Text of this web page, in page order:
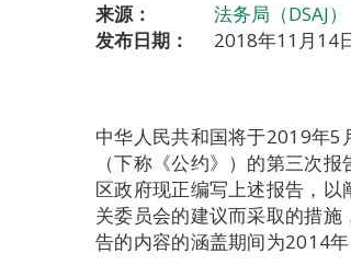
来源：
法务局（DSAJ）
发布日期：
2018年11月14
中华人民共和国将于2019年5
（下称《公约》）的第三次
区政府现正编写上述报告，
关委员会的建议而采取的措
告的内容的涵盖期间为2014